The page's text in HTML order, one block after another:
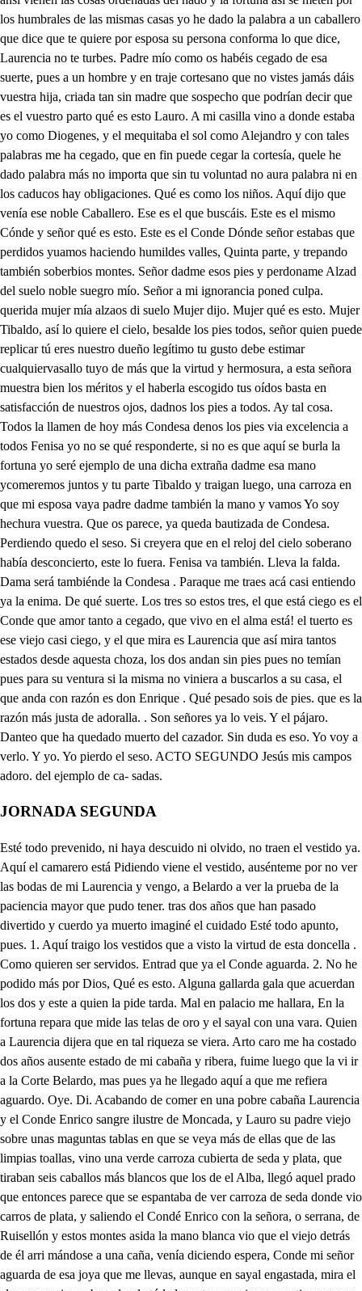
JORNADA SEGUNDA
Esté todo prevenido, ni haya descuido ni olvido, no traen el vestido ya. Aquí el camarero está Pidiendo viene el vestido, ausénteme por no ver las bodas de mi Laurencia y vengo, a Belardo a ver la prueba de la paciencia mayor que pudo tener. tras dos años que han pasado divertido y cuerdo ya muerto imaginé el cuidado Esté todo apunto, pues. 1. Aquí traigo los vestidos que a visto la virtud de esta doncella . Como quieren ser servidos. Entrad que ya el Conde aguarda. 2. No he podido más por Dios, Qué es esto. Alguna gallarda gala que acuerdan los dos y este a quien la pide tarda. Mal en palacio me hallara, En la fortuna repara que mide las telas de oro y el sayal con una vara. Quien a Laurencia dijera que en tal riqueza se viera. Arto caro me ha costado dos años ausente estado de mi cabaña y ribera, fuime luego que la vi ir a la Corte Belardo, mas pues ya he llegado aquí a que me refiera aguardo. Oye. Di. Acabando de comer en una pobre cabaña Laurencia y el Conde Enrico sangre ilustre de Moncada, y Lauro su padre viejo sobre unas maguntas tablas en que se veya más de ellas que de las limpias toallas, vino una verde carroza cubierta de seda y plata, que tiraban seis caballos más blancos que los de el Alba, llegó aquel prado que entonces parece que se espantaba de ver carroza de seda donde vio carros de plata, y saliendo el Condé Enrico con la señora, o serrana, de Ruisellón y estos montes asida la mano blanca vio que el viejo detrás de él arri mándose a una caña, venía diciendo espera, Conde mi señor aguarda de esa joya que me llevas, aunque en sayal engastada, mira el alma por quien sube a donde tú la levantas no mires su rustiqueza que aunque es de barro la casa el alma es toda de perlas, engasta en perlas el alma: yo os prometo respondía el Conde de regalarla, como a prenda que los cielos me ha dado por ser tan alta, y ójala que yo pudiera hacer la Reina de España, como en Ruisellón Condesa, y entonces volvió a abrazarla: estaba abierto el estribo y de rodillas estaban caballeros gentilhombres y alabarderos de guarda, entra Laurencia en el coche sobre un sayuelo de grana esparcida la madeja por los hombros y la espalda, que no pudiendo los hombros sustentar belleza tanta, pidieron favor y ayuda y repartieron su Arabia: partió la carroza a vista del viejo y de las zagalas, de los pastores, del Río, fuentes, olmos, y cabañas, lloraban todos, y todas, decían, Laurencia falta, ya no veremos Abril Fabonio, Césiro, y Alba, ya no esperen fértil año los campos y vegas llanas, sino en vez de verdes trigos amápolas y gamarzas, hasta aquella misma noche se vieron en partes varias ahullar lobos, ladrar perros, gemir novillos y vacas: Llegó a la Corte y salieron muchas damas cortesanas mirando vuelta en Condesa la que guardó veinte cabras, quitáronla luego el traje trujeron sayas bordadas, en vez del tosco sayuelo y de las groseras mangas, pusiéronle mil cadenas en vez de patena y sartas, y celébranse las bodas con fiestas de tres semanas, y estas pasadas Danteo Lauren- B4 Laurencia se halla preñada, de una niña que a su tiempo salió como flor de zarza, a sido tan buena a todos a sido a todos tan grata, que la adoran y bendicen al Conde, que blasfemaban, y más ahora que ha dado un niño que no le igualan Adonis, ni el mismo Amor, perdone Apolo y Diana cuyo bautismo que es hoy la ciudad tiene alterada, mas ya la música suena y vuelven de dar el gua. Llegad más cerca que está mi señora la Condesa a la ventana o pues ya. Se ha levantado. Harto pesa al Conde. Envidia me da. No estés Danteo envidioso, Si tiene de verse ausente si la amaste ama su bien. De mi suerte estoy quejoso. Allí unos vidrios se ven y en ellos un sol hermoso, mas si fuese la parida. Ay Belardo si ella es muerte ha de ser mi venida. Besarle quiero los pies. Yo ofrecerle estotra vida. Mas no se como me atreva aunque alaban su humildad. Porque el ver que no la mueva, a inchazón la majestad se tiene por cosa nueva, señora que un tiempo fuiste de nuestras pobres cabañas cuando tanto enriqueciste de gloria aquellas montañas, como el sol de luz la viste pues dicen que tu trofeo es la humildad en que veo tu entendimiento gallardo, vuelve la vista a Belardo y la memoria a Danteo, baja tus ojos al suelo del cielo de tu valor donde a esa vida el cielo lleno de piadoso amor de la virtud de tu celo que no quedara manchado tu sol por tocarle el lodo a este sayal. Si ha quedado en quien ha quedado todo lo que es humildad trasado mire en ella los que allí vio con tanto amor y fe y entre muchos mire en mí y esto que decir no sé. montes, árboles, y fuentes, quejosos, que haré yo triste con alma, y alma que asiste a tantas penas presente, no porque del bien me pesa que le han dado tanta prisa mas porque la suba el hado para ser yo desdichado desde pastora a Condesa hay tal juego de fortuna, hay tal perder y ganar. Aquí como allá soy una pastores de aquel lugar que fue mi primera cuna, Dios sabe cuanta alegría recibo en veros pues vi con veros la imagen mía, eso mismo soy aquí que en la montaña solía, no muda el alma el lugar si el traje puede mudarse, que antes la humildad crecio que allá fue porque nacio y aquí porque ha de cesar, pero no lo quiera Dios entrad a verme en palacio entrad y habladme los dos. Cuándo aura señora espacio de poder hablar con vos. En cesando aquesta fiesta, y porque el Conde me aguarda adiós. Qué humilde y que honesta. Qué señora y que gallarda. Que alegre y cortes respuesta. Contento de verla voy, vengado voy de su ausencia yo vuelvo a los montes hoy y de que que vi su presencia pido albricias, nuevas doy. Vamos que mueren de ausentes, y pienso que las dará cualquiera a quien se lo cuentes, . Extrañas quimeras son los árboles su maná, y sus cristales las fuentes. Extrañas cosas me cuentas. No se parezcan extrañas Tibaldo pues me acompañas, y pues que servirme intentas he visto tanta humildad en Laurencia que he querido certificar si es fingido a mi propia voluntad. Yo me he puesto en entender perdónenme si es error a que llegara el valor de la más cuerda mujer. Porque si esta que es discreta llega a lo que yo he pensado verá este siglo engañado que hay una mujer perfeta. Luego también la querrás en cuanto es honesta. No merecieras respuesta oye y no lo digas más. Nunca un hombre ha de provar la espada ni la mujer porque esta puedes torcer y aquella puedes quebrar. Es quien probarlas celebra como quien vidrio ha provado para ver si esta cascado que cuando lo prueban quiebra. En lo que yo te avise la quiero provar no más. No lo intentare jamás y te confieso que haré. Pues hablala y lo que digo pondrás en ejecución. no le puedo replicar aunque por Dios que me pesa aquí viene la Condesa si podré acertarla a hablar. Soberbios edificios, torres bellas dorados paramentos y techumbres cuyas piramidades pesadumbres quieren servir de vala a las estrellas vosotras que en las sierras porque en ellas nací tenéis en poco y de las cumbres que ven primero las celestes lumbres altivos murmuráis tan lejos de ellas: palacios ricos donde está el contento está en vuestros tesoros y riquezas o en la seguridad del pensamiento o cuán seguro estado es la pobreza pues no puede temer que humille el vien su miserable estado a más bajeza (to Bien creo que en mi color y en el hablarte turbado conocerás mi cuidado indicios de mi dolor. Quisiera no haber nacido por no darte aquesta nueva del valor última prueba que has con el Conde tenido. Del cual estás satisfecha que ha merecido llegar a enternecerme y quitar de tu opinión la sospecha. Yo vengo en fin de su parte Si de su parte venías Tibaldo porque temías. Por no ofenderle. Es culparte que no me puede venir de parte del Conde cosa que no la escuche gozosa bien me la puedes decir, que dudas, de que enmudeces, que vas a hablar y te paras, si es del Conde en que reparas. Diamante en valor pareces no se yo como decirte lo que el Conde me ha mandado y ya tú el modo has hallado con que lo puedas sufrir. Si Tibaldo que quien ama halla presto la obediencia Luego hallaras la paciencia. Que me dé en el mundo fama Pues has de saber quel Conde de sus vasallos cansado sin tomar contigo estado a quien es no corresponde. Y ellos lo toman tan mal dice que quiere agradarlos que junto a otro Rey vasallos y más si el poder es tal. Anse de tratar muy bien y pues ya tiene heredero que no salga con lucero pues parece al sol también. Tu hija dice que pida y que la lleve, no se como lo diga. Porque. Donde le quite la vida. Tibaldo el Conde es el dueño de ella y de mi gusto es que se la dé y tú le des gusto pues que yo te enseño. Y tienen mucha razón sus vasallos en quejarse de que a querido infamarse con tan baja sujeción. Ya mi padre le avisaba ya se lo dije y quería mas mi campo en que vivía quel palacio en quel estaba. Porque entonces no miró la murmuración presente pues era el Conde prudente mas como le culpo yo. Puede el Conde errar en nada aunque sea contra mí no, mal hable que nací a su servicio obligada. Por vasalla es justa ley y por mujer mucho más como por ella no vas ques ley un gusto de un Rey. Ea pues en que reparas. Llorando oyéndote estoy. De la fortuna desde hoy sabrás que tiene dos caras. Mostrome la alegre ayer hoy me ha mostrado la triste mira tú en lo que consiste en volver, o no volver. No hay cosa sigura alguna porque está en volver la cara esta fortuna y repara en que es mujer la fortuna. Ve Tibaldo y por mi vida si la has estimado en algo que a un caballero a un hidalgo bien es que una mujer pida. Y más tan pobre mujer y de su señor dejada con quien estaba casada no ha mucho pienso que ayer. Que no pongas en tal parte a este Ángel que de las fieras sea sustento. Tu pudieras serlo a transformarte el arte. Porque, que cosa más fiera que verte tan obediente viendo el Ángel inocente y condenado a que muera. Voy por el pues tú no vas y te ha faltado valor. Oyes aquesto señor ce Conde, ce donde estás. Aquí detrás escondido viendo esta heroica matrona digna de mayor corona que todas las que han nacido. En esta presente edad que s